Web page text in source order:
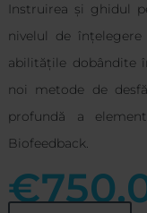
Instruirea și ghidul
nivelul de
abilitățile dobândite
noi metode de
profundă a
Biofeedback.
€